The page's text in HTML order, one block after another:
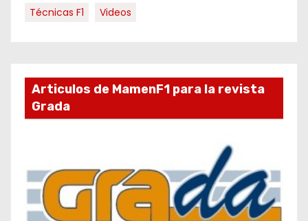
Técnicas F1
Videos
Articulos de MamenF1 para la revista
Grada